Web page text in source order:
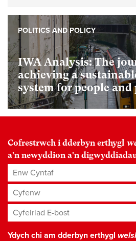
IWA Analysis: The
achieving a
system for people and
POLITICS AND POLICY
Cofrestrwch i dderbyn erthygl
a'n newyddion a'n
Enw Cyntaf
Cyfenw
Cyfeiriad E-bost*
Ydych chi am dderbyn erthygl